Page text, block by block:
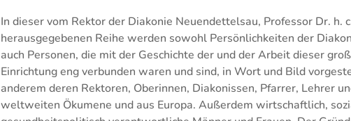
In dieser vom Rektor der Diakonie Neuendettelsau, Professor Dr. h.
herausgegebenen Reihe werden sowohl Persönlichkeiten der
auch Personen, die mit der Geschichte der und der Arbeit dieser
Einrichtung eng verbunden waren und sind, in Wort und Bild
anderem deren Rektoren, Oberinnen, Diakonissen, Pfarrer, Lehrer
weltweiten Ökumene und aus Europa. Außerdem wirtschaftlich,